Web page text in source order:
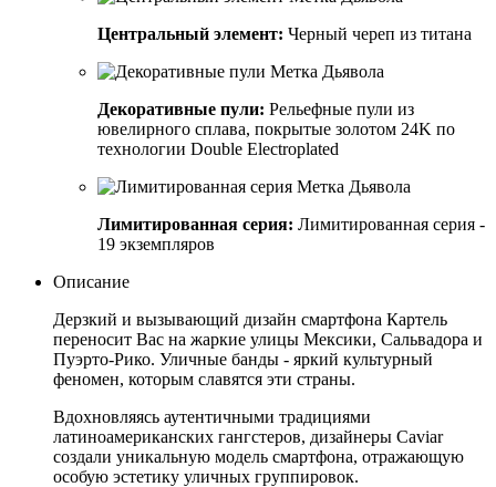
Центральный элемент: Черный череп из титана
Декоративные пули: Рельефные пули из
ювелирного сплава, покрытые золотом 24K по
технологии Double Electroplated
Лимитированная серия: Лимитированная серия -
19 экземпляров
Описание
Дерзкий и вызывающий дизайн смартфона Картель
переносит Вас на жаркие улицы Мексики, Сальвадора и
Пуэрто-Рико. Уличные банды - яркий культурный
феномен, которым славятся эти страны.
Вдохновляясь аутентичными традициями
латиноамериканских гангстеров, дизайнеры Caviar
создали уникальную модель смартфона, отражающую
особую эстетику уличных группировок.